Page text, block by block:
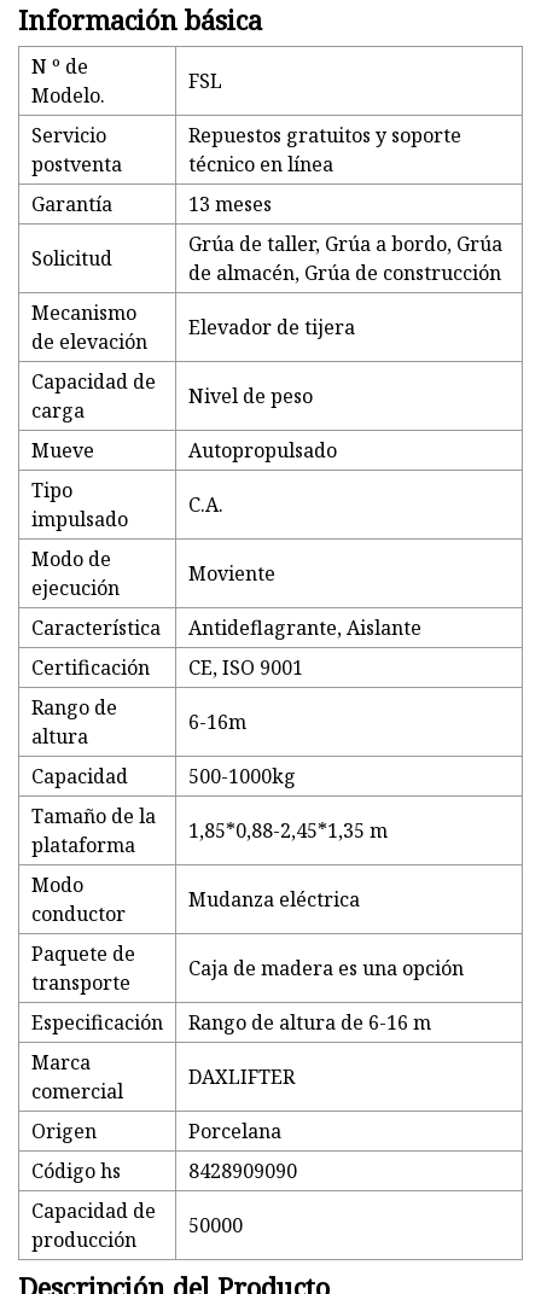
Información básica
N º de
Modelo.
FSL
Servicio
postventa
Repuestos gratuitos y soporte
técnico en línea
Garantía
13 meses
Solicitud
Grúa de taller, Grúa a bordo, Grúa
de almacén, Grúa de construcción
Mecanismo
de elevación
Elevador de tijera
Capacidad de
carga
Nivel de peso
Mueve
Autopropulsado
Tipo
impulsado
C.A.
Modo de
ejecución
Moviente
Característica
Antideflagrante, Aislante
Certificación
CE, ISO 9001
Rango de
altura
6-16m
Capacidad
500-1000kg
Tamaño de la
plataforma
1,85*0,88-2,45*1,35 m
Modo
conductor
Mudanza eléctrica
Paquete de
transporte
Caja de madera es una opción
Especificación
Rango de altura de 6-16 m
Marca
comercial
DAXLIFTER
Origen
Porcelana
Código hs
8428909090
Capacidad de
producción
50000